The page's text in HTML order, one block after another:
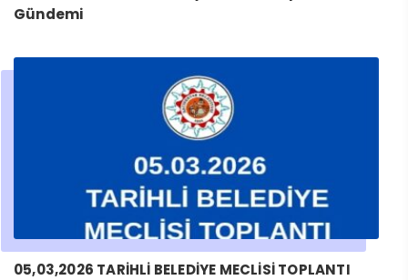
Gündemi
05,03,2026 TARİHLİ BELEDİYE MECLİSİ TOPLANTI